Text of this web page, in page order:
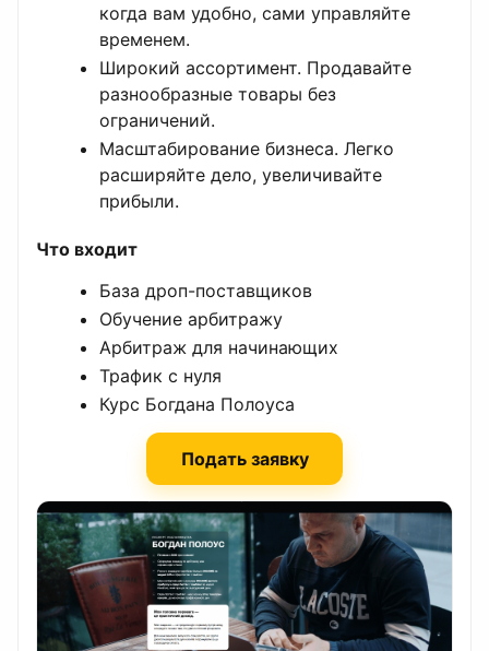
когда вам удобно, сами управляйте
временем.
Широкий ассортимент. Продавайте
разнообразные товары без
ограничений.
Масштабирование бизнеса. Легко
расширяйте дело, увеличивайте
прибыли.
Что входит
База дроп-поставщиков
Обучение арбитражу
Арбитраж для начинающих
Трафик с нуля
Курс Богдана Полоуса
Подать заявку